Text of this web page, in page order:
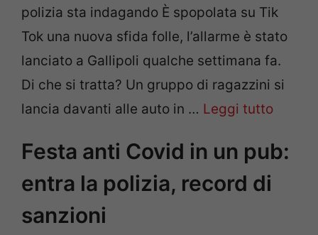
polizia sta indagando È spopolata su Tik
Tok una nuova sfida folle, l’allarme è stato
lanciato a Gallipoli qualche settimana fa.
Di che si tratta? Un gruppo di ragazzini si
lancia davanti alle auto in … Leggi tutto
Festa anti Covid in un pub:
entra la polizia, record di
sanzioni